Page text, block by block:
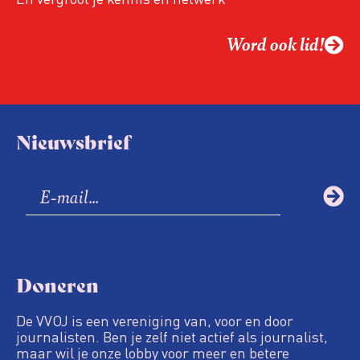
Word ook lid!
Nieuwsbrief
Doneren
De VVOJ is een vereniging van, voor en door
journalisten. Ben je zelf niet actief als journalist,
maar wil je onze lobby voor meer en betere